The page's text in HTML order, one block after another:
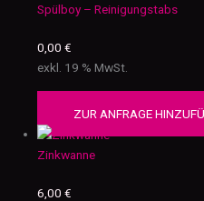
Spülboy – Reinigungstabs
0,00€
exkl. 19 % MwSt.
ZUR ANFRAGE
Zinkwanne
6,00€